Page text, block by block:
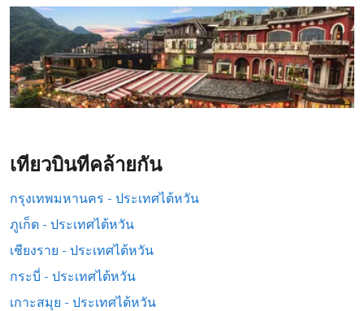
เที่ยวบินที่คล้ายกัน
กรุงเทพมหานคร - ประเทศไต้หวัน
ภูเก็ต - ประเทศไต้หวัน
เชียงราย - ประเทศไต้หวัน
กระบี่ - ประเทศไต้หวัน
เกาะสมุย - ประเทศไต้หวัน